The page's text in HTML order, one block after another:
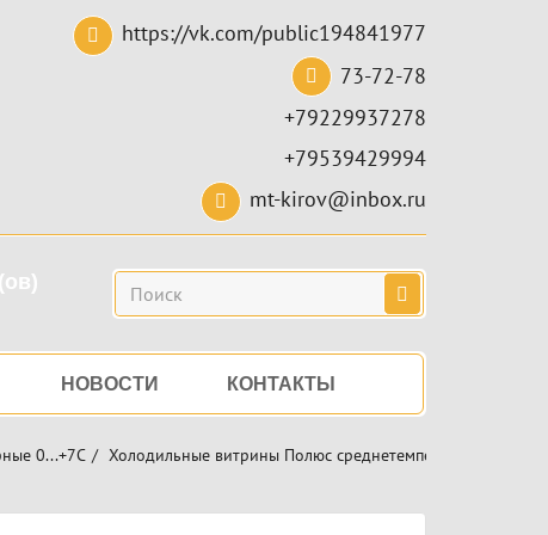
https://vk.com/public194841977
73-72-78
+79229937278
+79539429994
mt-kirov@inbox.ru
Поиск
НОВОСТИ КОНТАКТЫ
0...+7C Холодильные витрины Полюс среднетемпературные